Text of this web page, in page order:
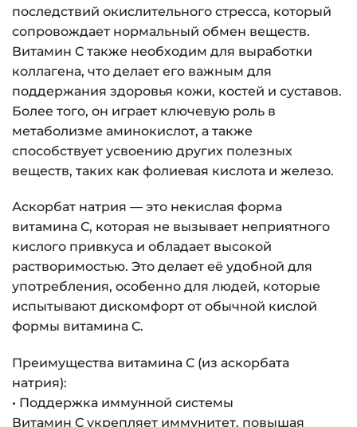
последствий окислительного стресса, который
сопровождает нормальный обмен веществ.
Витамин C также необходим для выработки
коллагена, что делает его важным для
поддержания здоровья кожи, костей и суставов.
Более того, он играет ключевую роль в
метаболизме аминокислот, а также
способствует усвоению других полезных
веществ, таких как фолиевая кислота и железо.
Аскорбат натрия — это некислая форма
витамина C, которая не вызывает неприятного
кислого привкуса и обладает высокой
растворимостью. Это делает её удобной для
употребления, особенно для людей, которые
испытывают дискомфорт от обычной кислой
формы витамина C.
Преимущества витамина C (из аскорбата
натрия):
• Поддержка иммунной системы
Витамин C укрепляет иммунитет, повышая